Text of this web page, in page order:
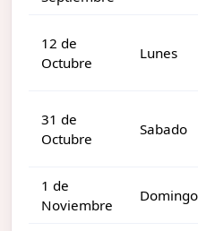
12 de
Octubre
Lunes
31 de
Octubre
Sabado
1 de
Noviembre
Domingo